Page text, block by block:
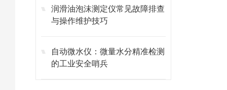
润滑油泡沫测定仪常见故障排查
与操作维护技巧
自动微水仪：微量水分精准检测
的工业安全哨兵